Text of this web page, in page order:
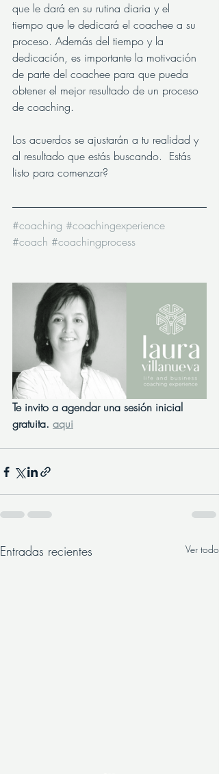
que le dará en su rutina diaria y el
tiempo que le dedicará el coachee a su
proceso. Además del tiempo y la
dedicación, es importante la motivación
de parte del coachee para que pueda
obtener el mejor resultado de un proceso
de coaching.
Los acuerdos se ajustarán a tu realidad y
al resultado que estás buscando.  Estás
listo para comenzar?
#coaching #coachingexperience
#coach #coachingprocess
Te invito a agendar una sesión inicial
gratuita. aqui
Entradas recientes Ver todo